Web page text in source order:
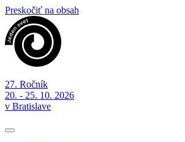
Preskočiť na obsah
27. Ročník
20. - 25. 10. 2026
v Bratislave